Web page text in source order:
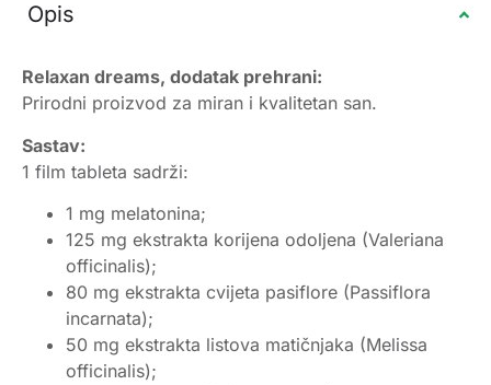
Opis
Relaxan dreams, dodatak prehrani:
Prirodni proizvod za miran i kvalitetan san.
Sastav:
1 film tableta sadrži:
1 mg melatonina;
125 mg ekstrakta korijena odoljena (Valeriana
officinalis);
80 mg ekstrakta cvijeta pasiflore (Passiflora
incarnata);
50 mg ekstrakta listova matičnjaka (Melissa
officinalis);